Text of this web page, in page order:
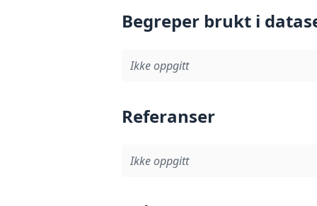
Begreper brukt i
Ikke oppgitt
Referanser
Ikke oppgitt